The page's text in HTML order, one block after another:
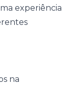
experiência
na